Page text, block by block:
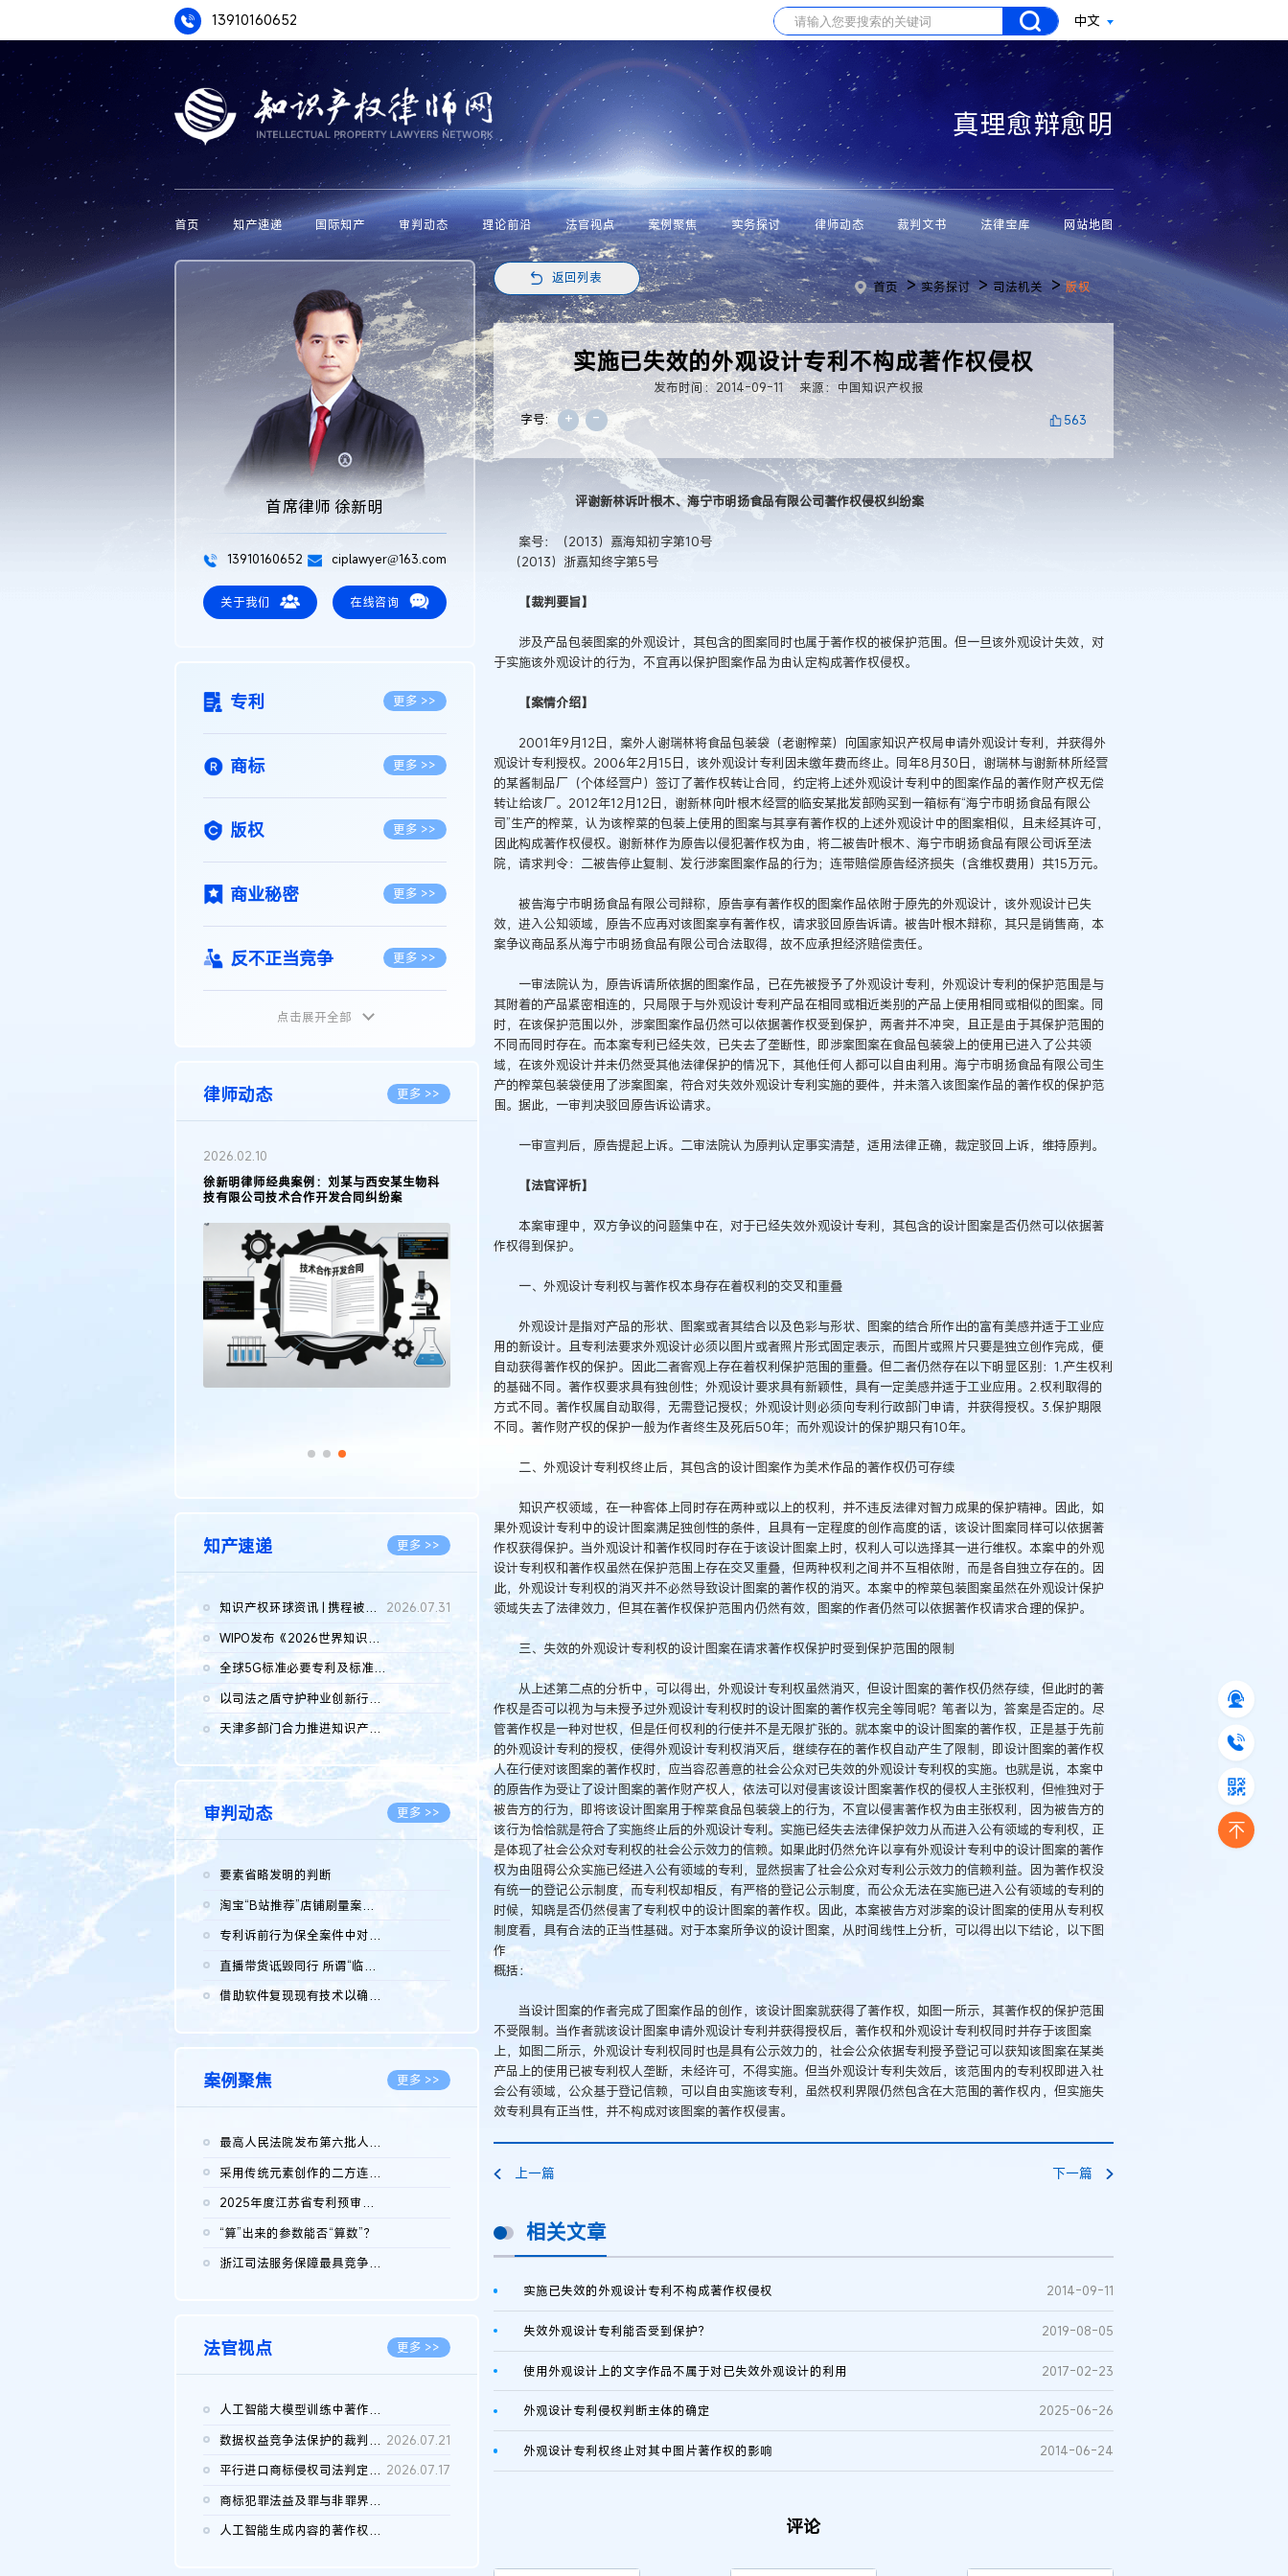
13910160652 中文
真理愈辩愈明
首页 知产速递 国际知产 审判动态 理论前沿 法官视点 案例聚焦 实务探讨 律师动态 裁判文书 法律宝库 网站地图
首席律师 徐新明
13910160652 ciplawyer@163.com
关于我们 在线咨询
专利 更多 >>
商标 更多 >>
版权 更多 >>
商业秘密 更多 >>
反不正当竞争 更多 >>
植物新品种
地理标志 更多 >>
集成电路布图设计
传统文化 更多 >>
点击展开全部
律师动态 更多 >>
2026.02.10
徐新明律师经典案例：刘某与西安某生物科
技有限公司技术合作开发合同纠纷案
知产速递 更多 >>
知识产权环球资讯 | 携程被市监总局罚51.79亿；瑞幸泰国商标案上...
2026.07.31
WIPO发布《2026世界知识产权报告》 含报告全文
全球5G标准必要专利及标准提案研究报告（2026年）全文发布
以司法之盾守护种业创新行稳致远
2026.08.05
天津多部门合力推进知识产权保护工作
2026.08.05
审判动态 更多 >>
要素省略发明的判断
淘宝“B站推荐”店铺刷量案维持原判，两被告连带赔偿150万元
专利诉前行为保全案件中对仿制药申请人曾作出三类声明的考量及违...
直播带货诋毁同行 所谓“临场发挥”不免责
借助软件复现现有技术以确认相关参数特征是否被公开
案例聚焦 更多 >>
最高人民法院发布第六批人民法院种业知识产权司法保护典型案例 含...
采用传统元素创作的二方连续装饰图案作品的独创性及侵权对比认定
2025年度江苏省专利预审典型案例
“算”出来的参数能否“算数”？
浙江司法服务保障最具竞争力营商环境建设典型案例（第二批）含侵...
法官视点 更多 >>
人工智能大模型训练中著作权的合理使用
2026.07.28
数据权益竞争法保护的裁判路径构建 2026.07.21
平行进口商标侵权司法判定规则的困境与纾解 2026.07.17
商标犯罪法益及罪与非罪界限研究
人工智能生成内容的著作权司法认定：演进逻辑、现实困境与规则建...
返回列表
首页 >实务探讨 >司法机关 >版权
实施已失效的外观设计专利不构成著作权侵权
发布时间：2014-09-11
来源：中国知识产权报
字号:
+ - 563
评谢新林诉叶根木、海宁市明扬食品有限公司著作权侵权纠纷案
案号：（2013）嘉海知初字第10号
（2013）浙嘉知终字第5号
【裁判要旨】
涉及产品包装图案的外观设计，其包含的图案同时也属于著作权的被保护范围。但一旦该外观设计失效，对
于实施该外观设计的行为，不宜再以保护图案作品为由认定构成著作权侵权。
【案情介绍】
2001年9月12日，案外人谢瑞林将食品包装袋（老谢榨菜）向国家知识产权局申请外观设计专利，并获得外
观设计专利授权。2006年2月15日，该外观设计专利因未缴年费而终止。同年8月30日，谢瑞林与谢新林所经营
的某酱制品厂（个体经营户）签订了著作权转让合同，约定将上述外观设计专利中的图案作品的著作财产权无偿
转让给该厂。2012年12月12日，谢新林向叶根木经营的临安某批发部购买到一箱标有“海宁市明扬食品有限公
司”生产的榨菜，认为该榨菜的包装上使用的图案与其享有著作权的上述外观设计中的图案相似，且未经其许可，
因此构成著作权侵权。谢新林作为原告以侵犯著作权为由，将二被告叶根木、海宁市明扬食品有限公司诉至法
院，请求判令：二被告停止复制、发行涉案图案作品的行为；连带赔偿原告经济损失（含维权费用）共15万元。
被告海宁市明扬食品有限公司辩称，原告享有著作权的图案作品依附于原先的外观设计，该外观设计已失
效，进入公知领域，原告不应再对该图案享有著作权，请求驳回原告诉请。被告叶根木辩称，其只是销售商，本
案争议商品系从海宁市明扬食品有限公司合法取得，故不应承担经济赔偿责任。
一审法院认为，原告诉请所依据的图案作品，已在先被授予了外观设计专利，外观设计专利的保护范围是与
其附着的产品紧密相连的，只局限于与外观设计专利产品在相同或相近类别的产品上使用相同或相似的图案。同
时，在该保护范围以外，涉案图案作品仍然可以依据著作权受到保护，两者并不冲突，且正是由于其保护范围的
不同而同时存在。而本案专利已经失效，已失去了垄断性，即涉案图案在食品包装袋上的使用已进入了公共领
域，在该外观设计并未仍然受其他法律保护的情况下，其他任何人都可以自由利用。海宁市明扬食品有限公司生
产的榨菜包装袋使用了涉案图案，符合对失效外观设计专利实施的要件，并未落入该图案作品的著作权的保护范
围。据此，一审判决驳回原告诉讼请求。
一审宣判后，原告提起上诉。二审法院认为原判认定事实清楚，适用法律正确，裁定驳回上诉，维持原判。
【法官评析】
本案审理中，双方争议的问题集中在，对于已经失效外观设计专利，其包含的设计图案是否仍然可以依据著
作权得到保护。
一、外观设计专利权与著作权本身存在着权利的交叉和重叠
外观设计是指对产品的形状、图案或者其结合以及色彩与形状、图案的结合所作出的富有美感并适于工业应
用的新设计。且专利法要求外观设计必须以图片或者照片形式固定表示，而图片或照片只要是独立创作完成，便
自动获得著作权的保护。因此二者客观上存在着权利保护范围的重叠。但二者仍然存在以下明显区别：1.产生权利
的基础不同。著作权要求具有独创性；外观设计要求具有新颖性，具有一定美感并适于工业应用。2.权利取得的
方式不同。著作权属自动取得，无需登记授权；外观设计则必须向专利行政部门申请，并获得授权。3.保护期限
不同。著作财产权的保护一般为作者终生及死后50年；而外观设计的保护期只有10年。
二、外观设计专利权终止后，其包含的设计图案作为美术作品的著作权仍可存续
知识产权领域，在一种客体上同时存在两种或以上的权利，并不违反法律对智力成果的保护精神。因此，如
果外观设计专利中的设计图案满足独创性的条件，且具有一定程度的创作高度的话，该设计图案同样可以依据著
作权获得保护。当外观设计和著作权同时存在于该设计图案上时，权利人可以选择其一进行维权。本案中的外观
设计专利权和著作权虽然在保护范围上存在交叉重叠，但两种权利之间并不互相依附，而是各自独立存在的。因
此，外观设计专利权的消灭并不必然导致设计图案的著作权的消灭。本案中的榨菜包装图案虽然在外观设计保护
领域失去了法律效力，但其在著作权保护范围内仍然有效，图案的作者仍然可以依据著作权请求合理的保护。
三、失效的外观设计专利权的设计图案在请求著作权保护时受到保护范围的限制
从上述第二点的分析中，可以得出，外观设计专利权虽然消灭，但设计图案的著作权仍然存续，但此时的著
作权是否可以视为与未授予过外观设计专利权时的设计图案的著作权完全等同呢？笔者以为，答案是否定的。尽
管著作权是一种对世权，但是任何权利的行使并不是无限扩张的。就本案中的设计图案的著作权，正是基于先前
的外观设计专利的授权，使得外观设计专利权消灭后，继续存在的著作权自动产生了限制，即设计图案的著作权
人在行使对该图案的著作权时，应当容忍善意的社会公众对已失效的外观设计专利权的实施。也就是说，本案中
的原告作为受让了设计图案的著作财产权人，依法可以对侵害该设计图案著作权的侵权人主张权利，但惟独对于
被告方的行为，即将该设计图案用于榨菜食品包装袋上的行为，不宜以侵害著作权为由主张权利，因为被告方的
该行为恰恰就是符合了实施终止后的外观设计专利。实施已经失去法律保护效力从而进入公有领域的专利权，正
是体现了社会公众对专利权的社会公示效力的信赖。如果此时仍然允许以享有外观设计专利中的设计图案的著作
权为由阻碍公众实施已经进入公有领域的专利，显然损害了社会公众对专利公示效力的信赖利益。因为著作权没
有统一的登记公示制度，而专利权却相反，有严格的登记公示制度，而公众无法在实施已进入公有领域的专利的
时候，知晓是否仍然侵害了专利权中的设计图案的著作权。因此，本案被告方对涉案的设计图案的使用从专利权
制度看，具有合法的正当性基础。对于本案所争议的设计图案，从时间线性上分析，可以得出以下结论，以下图
作
概括：
当设计图案的作者完成了图案作品的创作，该设计图案就获得了著作权，如图一所示，其著作权的保护范围
不受限制。当作者就该设计图案申请外观设计专利并获得授权后，著作权和外观设计专利权同时并存于该图案
上，如图二所示，外观设计专利权同时也是具有公示效力的，社会公众依据专利授予登记可以获知该图案在某类
产品上的使用已被专利权人垄断，未经许可，不得实施。但当外观设计专利失效后，该范围内的专利权即进入社
会公有领域，公众基于登记信赖，可以自由实施该专利，虽然权利界限仍然包含在大范围的著作权内，但实施失
效专利具有正当性，并不构成对该图案的著作权侵害。
上一篇 下一篇
相关文章
实施已失效的外观设计专利不构成著作权侵权 2014-09-11
失效外观设计专利能否受到保护？ 2019-08-05
使用外观设计上的文字作品不属于对已失效外观设计的利用 2017-02-23
外观设计专利侵权判断主体的确定 2025-06-26
外观设计专利权终止对其中图片著作权的影响 2014-06-24
评论